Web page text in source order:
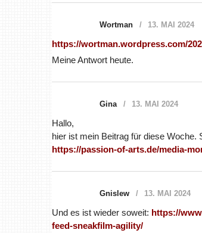
Wortman 13. MAI 2024
https://wortman.wordpress.com/
Meine Antwort heute.
Gina 13. MAI 2024
Hallo,
hier ist mein Beitrag für diese Woche.
https://passion-of-arts.de/media-
Gnislew 13. MAI 2024
Und es ist wieder soweit: https://
feed-sneakfilm-agility/